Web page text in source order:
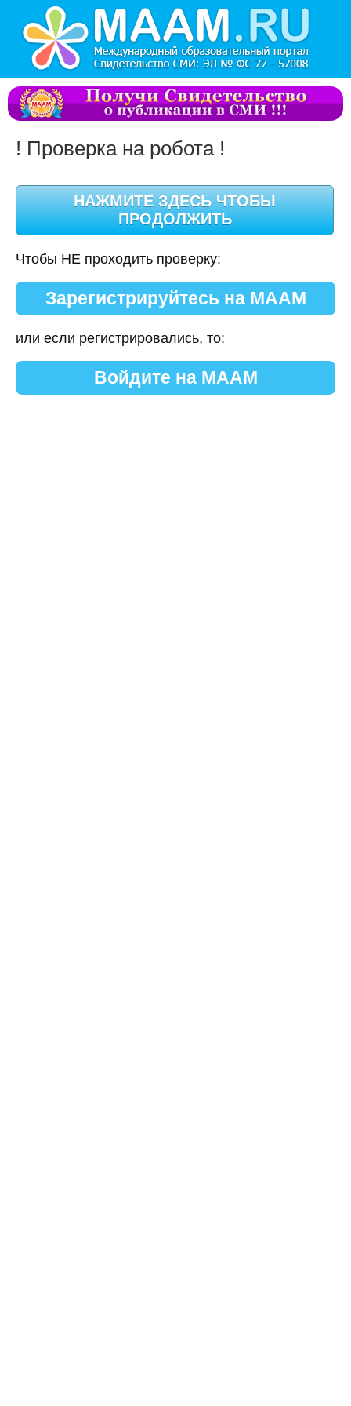
! Проверка на робота !
Чтобы НЕ проходить проверку:
Зарегистрируйтесь на МААМ
или если регистрировались, то:
Войдите на МААМ